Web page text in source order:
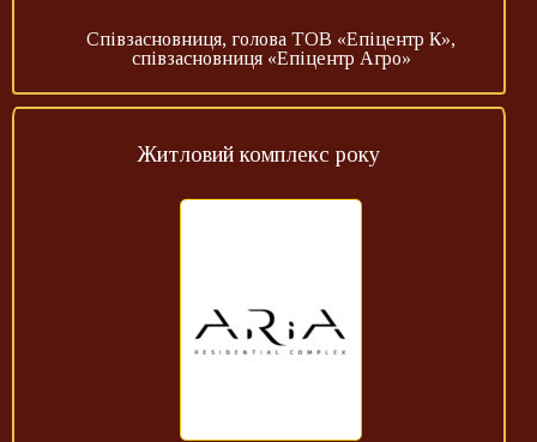
Співзасновниця, голова ТОВ «Епіцентр К»,
співзасновниця «Епіцентр Агро»
Житловий комплекс року